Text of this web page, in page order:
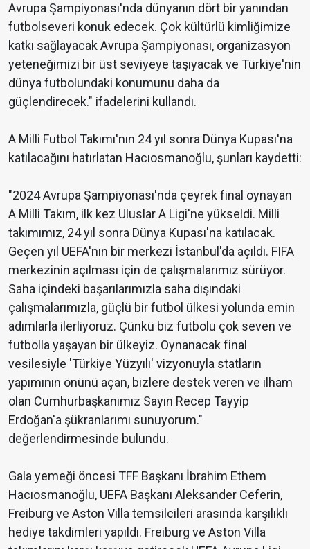
Avrupa Şampiyonası'nda dünyanın dört bir yanından
futbolseveri konuk edecek. Çok kültürlü kimliğimize
katkı sağlayacak Avrupa Şampiyonası, organizasyon
yeteneğimizi bir üst seviyeye taşıyacak ve Türkiye'nin
dünya futbolundaki konumunu daha da
güçlendirecek." ifadelerini kullandı.
A Milli Futbol Takımı'nın 24 yıl sonra Dünya Kupası'na
katılacağını hatırlatan Hacıosmanoğlu, şunları kaydetti:
"2024 Avrupa Şampiyonası'nda çeyrek final oynayan
A Milli Takım, ilk kez Uluslar A Ligi'ne yükseldi. Milli
takımımız, 24 yıl sonra Dünya Kupası'na katılacak.
Geçen yıl UEFA'nın bir merkezi İstanbul'da açıldı. FIFA
merkezinin açılması için de çalışmalarımız sürüyor.
Saha içindeki başarılarımızla saha dışındaki
çalışmalarımızla, güçlü bir futbol ülkesi yolunda emin
adımlarla ilerliyoruz. Çünkü biz futbolu çok seven ve
futbolla yaşayan bir ülkeyiz. Oynanacak final
vesilesiyle 'Türkiye Yüzyılı' vizyonuyla statların
yapımının önünü açan, bizlere destek veren ve ilham
olan Cumhurbaşkanımız Sayın Recep Tayyip
Erdoğan'a şükranlarımı sunuyorum."
değerlendirmesinde bulundu.
Gala yemeği öncesi TFF Başkanı İbrahim Ethem
Hacıosmanoğlu, UEFA Başkanı Aleksander Ceferin,
Freiburg ve Aston Villa temsilcileri arasında karşılıklı
hediye takdimleri yapıldı. Freiburg ve Aston Villa